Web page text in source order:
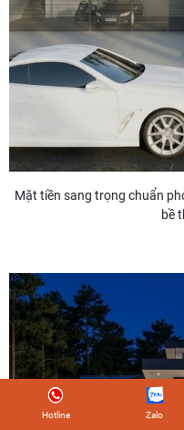
Mặt tiền sang trọng chuẩn
bề
Hotline Zalo